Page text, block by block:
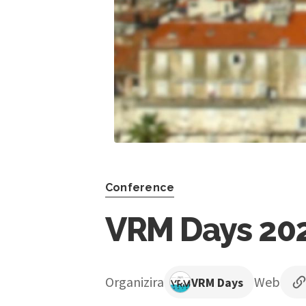
Conference
VRM Days
Organizira VRM Days Web